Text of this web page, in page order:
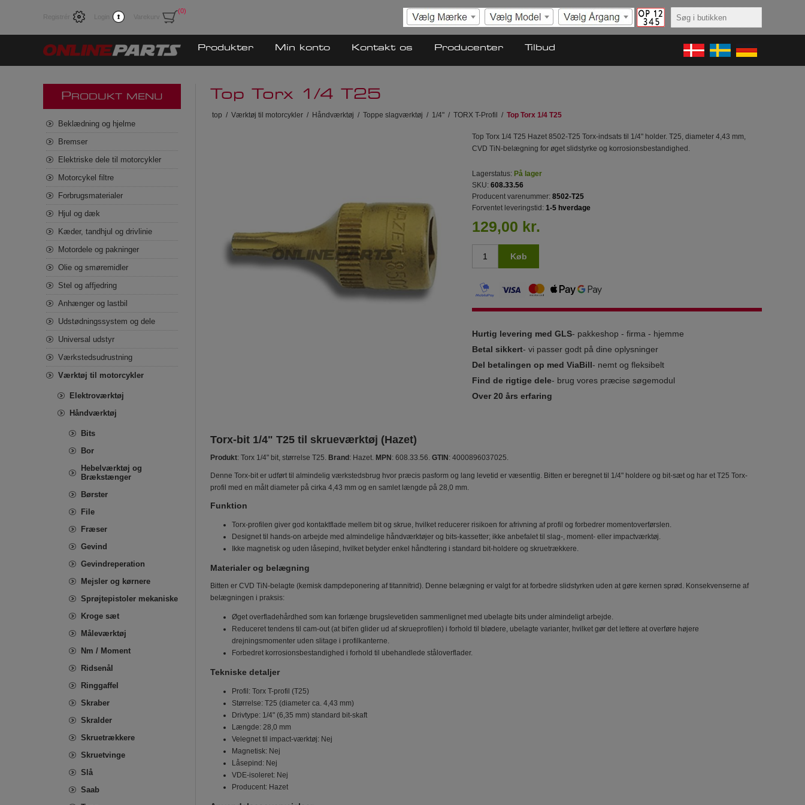
Registrér Login Varekurv
(0)
Produkter Min konto Kontakt os Producenter Tilbud
Top Torx 1/4 T25
top / Værktøj til motorcykler / Håndværktøj / Toppe slagværktøj / 1/4" / TORX T-Profil / Top Torx 1/4 T25
Top Torx 1/4 T25 Hazet 8502-T25 Torx-indsats til 1/4" holder. T25, diameter 4,43 mm,
CVD TiN-belægning for øget slidstyrke og korrosionsbestandighed.
Lagerstatus: På lager
SKU: 608.33.56
Producent varenummer: 8502-T25
Forventet leveringstid: 1-5 hverdage
129,00 kr.
Køb
Hurtig levering med GLS- pakkeshop - firma - hjemme
Betal sikkert- vi passer godt på dine oplysninger
Del betalingen op med ViaBill- nemt og fleksibelt
Find de rigtige dele- brug vores præcise søgemodul
Over 20 års erfaring
Torx-bit 1/4" T25 til skrueværktøj (Hazet)
Produkt: Torx 1/4" bit, størrelse T25. Brand : Hazet. MPN : 608.33.56. GTIN : 4000896037025.
Denne Torx-bit er udført til almindelig værkstedsbrug hvor præcis pasform og lang levetid er væsentlig. Bitten er beregnet til 1/4" holdere og bit-sæt og har et T25 Torx-
profil med en målt diameter på cirka 4,43 mm og en samlet længde på 28,0 mm.
Funktion
Torx-profilen giver god kontaktflade mellem bit og skrue, hvilket reducerer risikoen for afrivning af profil og forbedrer momentoverførslen.
Designet til hands-on arbejde med almindelige håndværktøjer og bits-kassetter; ikke anbefalet til slag-, moment- eller impactværktøj.
Ikke magnetisk og uden låsepind, hvilket betyder enkel håndtering i standard bit-holdere og skruetrækkere.
Materialer og belægning
Bitten er CVD TiN-belagte (kemisk dampdeponering af titannitrid). Denne belægning er valgt for at forbedre slidstyrken uden at gøre kernen sprød. Konsekvenserne af
belægningen i praksis:
Øget overfladehårdhed som kan forlænge brugslevetiden sammenlignet med ubelagte bits under almindeligt arbejde.
Reduceret tendens til cam-out (at bit'en glider ud af skrueprofilen) i forhold til blødere, ubelagte varianter, hvilket gør det lettere at overføre højere
drejningsmomenter uden slitage i profilkanterne.
Forbedret korrosionsbestandighed i forhold til ubehandlede ståloverflader.
Tekniske detaljer
Profil: Torx T-profil (T25)
Størrelse: T25 (diameter ca. 4,43 mm)
Drivtype: 1/4" (6,35 mm) standard bit-skaft
Længde: 28,0 mm
Velegnet til impact-værktøj: Nej
Magnetisk: Nej
Låsepind: Nej
VDE-isoleret: Nej
Producent: Hazet
P RODUKT MENU
Beklædning og hjelme
Bremser
Elektriske dele til motorcykler
Motorcykel filtre
Forbrugsmaterialer
Hjul og dæk
Kæder, tandhjul og drivlinie
Motordele og pakninger
Olie og smøremidler
Stel og affjedring
Anhænger og lastbil
Udstødningssystem og dele
Universal udstyr
Værkstedsudrustning
Værktøj til motorcykler
Elektroværktøj
Håndværktøj
Bits
Bor
Hebelværktøj og
Brækstænger
Børster
File
Fræser
Gevind
Gevindreperation
Mejsler og kørnere
Sprøjtepistoler mekaniske
Kroge sæt
Måleværktøj
Nm / Moment
Ridsenål
Ringgaffel
Skraber
Skralder
Skruetrækkere
Skruetvinge
Slå
Saab